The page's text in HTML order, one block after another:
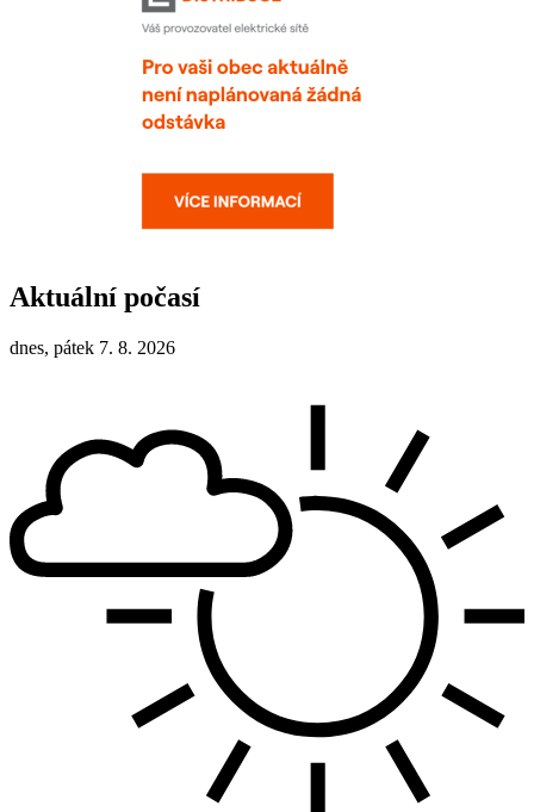
Aktuální počasí
dnes, pátek 7. 8. 2026